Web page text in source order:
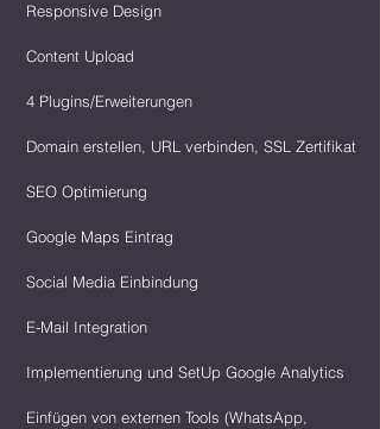
Responsive Design
Content Upload
4 Plugins/Erweiterungen
Domain erstellen, URL verbinden, SSL Zertifikat
SEO Optimierung
Google Maps Eintrag
Social Media Einbindung
E-Mail Integration
Implementierung und SetUp Google Analytics
Einfügen von externen Tools (WhatsApp,